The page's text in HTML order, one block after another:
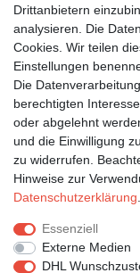
E-MAIL **
Newsletter
Honig
Hiermit bestätige ich,
Einwilligung kann ich
Drittanbietern
analysieren. Die
Cookies. Wir teilen
Einstellungen
Die
berechtigten
oder abgelehnt
und die Einwilligung
zu widerrufen.
Hinweise zur
Daten­schutz­erklärung
Essenziell
Externe Medien
DHL